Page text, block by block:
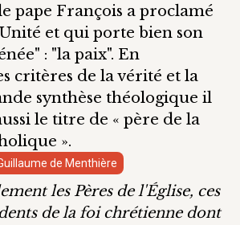
pape François a proclamé
et qui porte bien son
: "la paix". En
critères de la vérité et la
synthèse théologique il
le titre de « père de la
».
de Menthière
les Pères de l'Église, ces
de la foi chrétienne dont